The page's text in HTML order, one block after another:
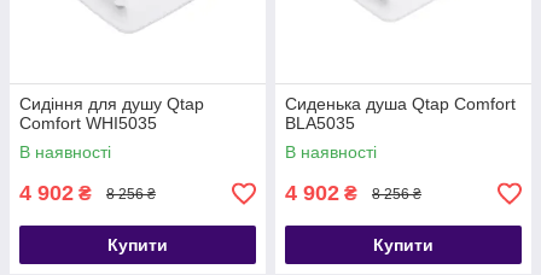
Сидіння для душу Qtap
Comfort WHI5035
В наявності
4 902 ₴ 8 256 ₴
Купити
Сиденька душа Qtap Comfort
BLA5035
В наявності
4 902 ₴ 8 256 ₴
Купити